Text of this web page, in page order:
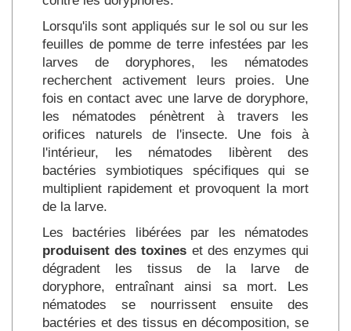
Lorsqu'ils sont appliqués sur le sol ou sur les
feuilles de pomme de terre infestées par les
larves de doryphores, les nématodes
recherchent activement leurs proies. Une
fois en contact avec une larve de doryphore,
les nématodes pénètrent à travers les
orifices naturels de l'insecte. Une fois à
l'intérieur, les nématodes libèrent des
bactéries symbiotiques spécifiques qui se
multiplient rapidement et provoquent la mort
de la larve.
Les bactéries libérées par les nématodes
produisent des toxines et des enzymes qui
dégradent les tissus de la larve de
doryphore, entraînant ainsi sa mort. Les
nématodes se nourrissent ensuite des
bactéries et des tissus en décomposition, se